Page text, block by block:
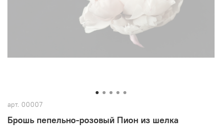
арт. 00007
Брошь пепельно-розовый Пион из шелка